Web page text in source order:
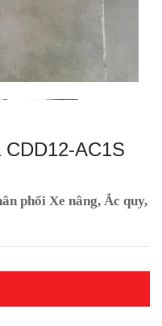
AC1S
phối Xe nâng, Ắc quy,